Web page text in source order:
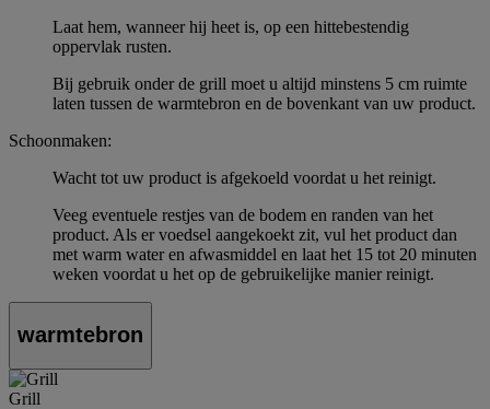
Laat hem, wanneer hij heet is, op een hittebestendig
oppervlak rusten.
Bij gebruik onder de grill moet u altijd minstens 5 cm ruimte
laten tussen de warmtebron en de bovenkant van uw product.
Schoonmaken:
Wacht tot uw product is afgekoeld voordat u het reinigt.
Veeg eventuele restjes van de bodem en randen van het
product. Als er voedsel aangekoekt zit, vul het product dan
met warm water en afwasmiddel en laat het 15 tot 20 minuten
weken voordat u het op de gebruikelijke manier reinigt.
warmtebron
Grill